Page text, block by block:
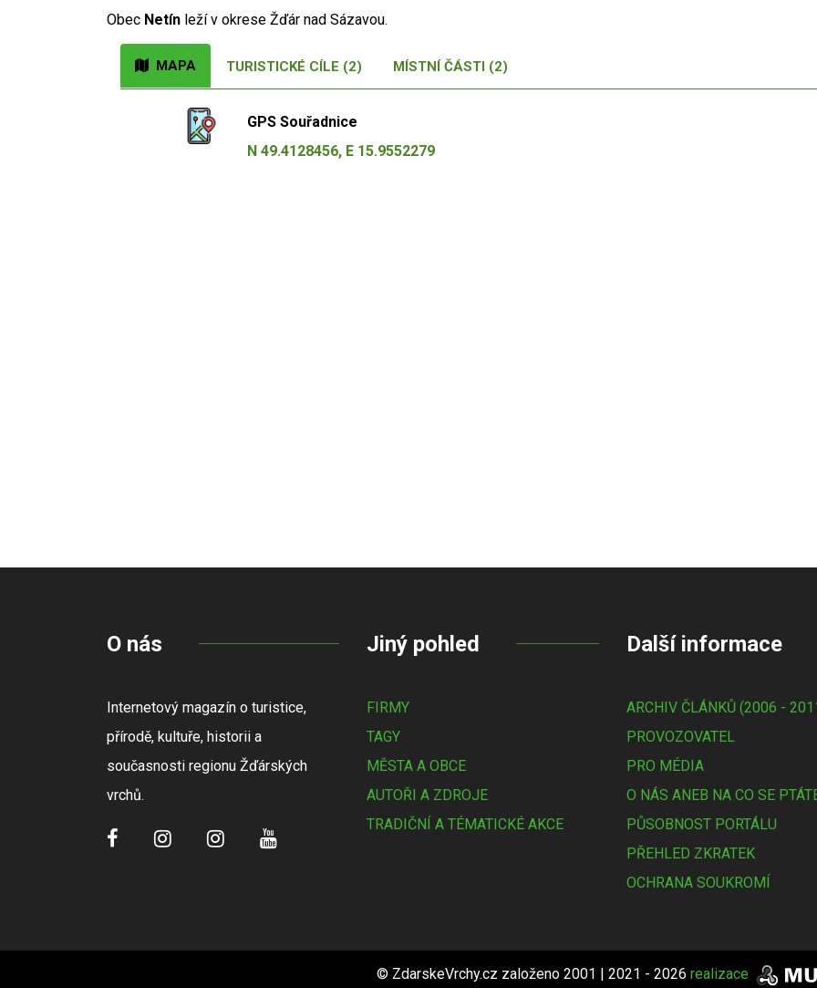
Obec Netín leží v okrese Žďár nad Sázavou.
MAPA TURISTICKÉ CÍLE (2) MÍSTNÍ ČÁSTI (2)
GPS Souřadnice
N 49.4128456, E 15.9552279
O nás
Internetový magazín o turistice,
přírodě, kultuře, historii a
současnosti regionu Žďárských
vrchů.
Jiný pohled
FIRMY
TAGY
MĚSTA A OBCE
AUTOŘI A ZDROJE
TRADIČNÍ A TÉMATICKÉ AKCE
Další informace
ARCHIV ČLÁNKŮ (2006 -
PROVOZOVATEL
PRO MÉDIA
O NÁS ANEB NA CO SE
PŮSOBNOST PORTÁLU
PŘEHLED ZKRATEK
OCHRANA SOUKROMÍ
© ZdarskeVrchy.cz založeno 2001 | 2021 - 2026 realizace